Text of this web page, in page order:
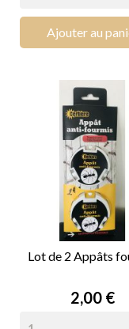
Ajouter au
Lot de 2 Appâts
Prix
2,00 €